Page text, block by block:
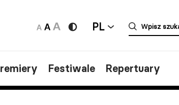
PL
Festiwale Repertuary